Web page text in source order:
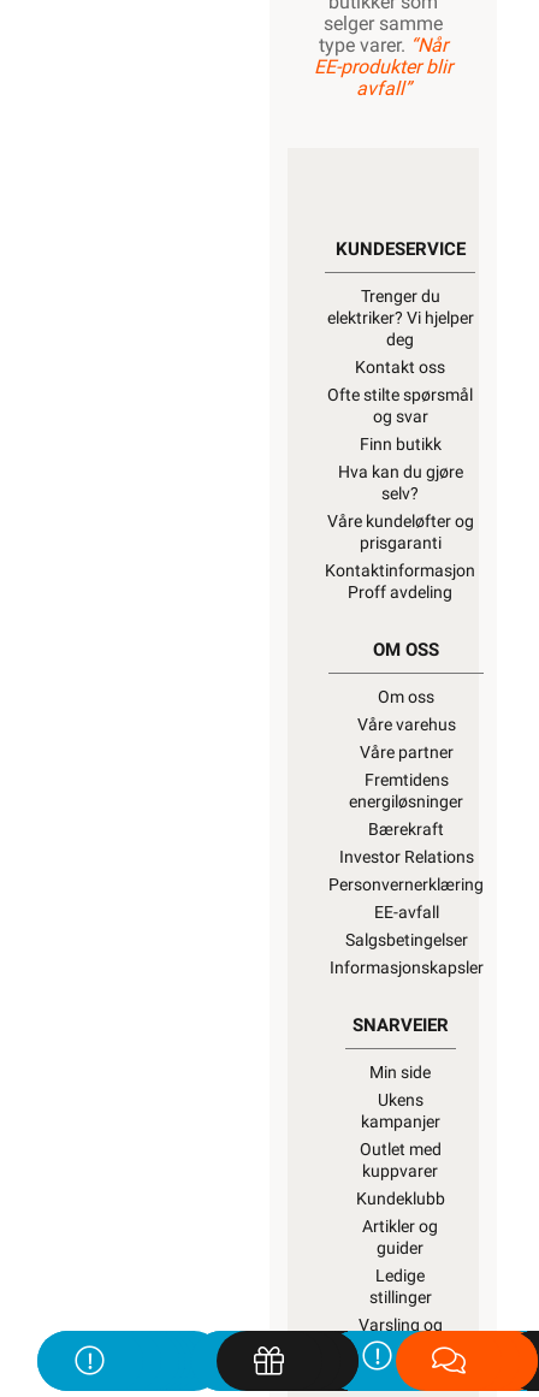
selger samme
type varer. “Når
EE-produkter blir
avfall”
KUNDESERVICE
Trenger du
elektriker? Vi hjelper
deg
Kontakt oss
Ofte stilte spørsmål
og svar
Finn butikk
Hva kan du gjøre
selv?
Våre kundeløfter og
prisgaranti
Kontaktinformasjon
Proff avdeling
OM OSS
Om oss
Våre varehus
Våre partner
Fremtidens
energiløsninger
Bærekraft
Investor Relations
Personvernerklæring
EE-avfall
Salgsbetingelser
Informasjonskapsler
SNARVEIER
Min side
Ukens
kampanjer
Outlet med
kuppvarer
Kundeklubb
Artikler og
guider
Ledige
stillinger
Varsling og
Åpenhetsloven